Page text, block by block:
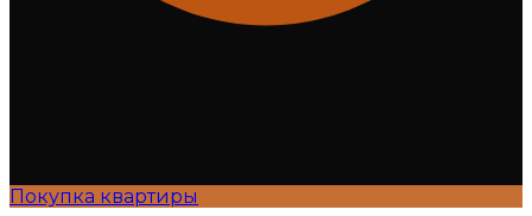
Покупка квартиры